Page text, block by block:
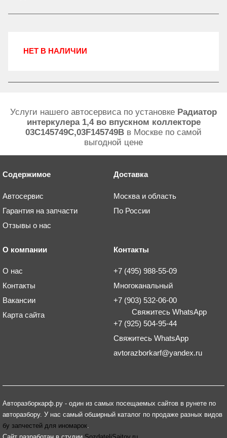
НЕТ В НАЛИЧИИ
Услуги нашего автосервиса по установке Радиатор
интеркулера 1,4 во впускном коллекторе
03C145749C,03F145749B в Москве по самой
выгодной цене
Содержимое
Автосервис
Гарантия на запчасти
Отзывы о нас
Доставка
Москва и область
По России
О компании
О нас
Контакты
Вакансии
Карта сайта
Контакты
+7 (495) 988-55-09
Многоканальный
+7 (903) 532-06-00
Свяжитесь WhatsApp
+7 (925) 504-95-44
Свяжитесь WhatsApp
avtorazborkarf@yandex.ru
Авторазборкарф.ру - один из самых посещаемых сайтов в рунете по
авторазбору. У нас самый обширный каталог по продаже разных видов
бу запчестей для иномарок.